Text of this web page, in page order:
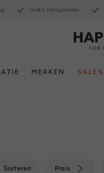
Gratis retourneren
MERKEN SALE%
Sorteren Preis